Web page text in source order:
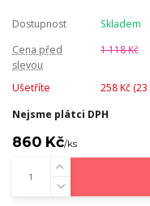
Dostupnost
Skladem
Cena před
slevou
1 118 Kč
Ušetříte 258 Kč (23
Nejsme plátci DPH
860 Kč/ks